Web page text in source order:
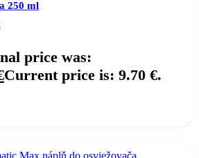
250 ml
price was:
Current price is: 9.70 €.